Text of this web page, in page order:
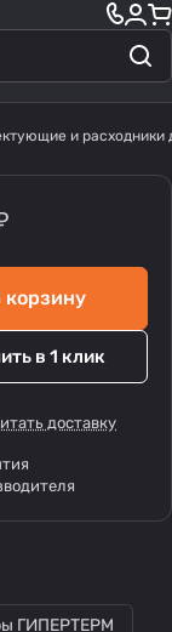
и расходники
корзину
в 1 клик
доставку
ГИПЕРТЕРМ